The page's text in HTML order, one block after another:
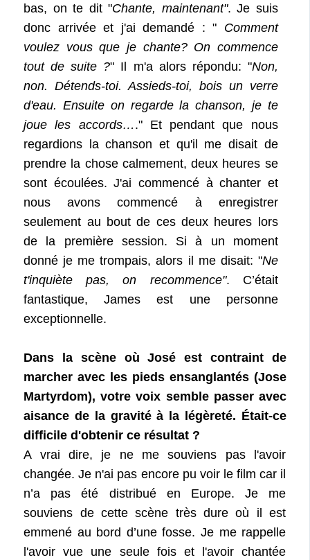
bas, on te dit "Chante, maintenant". Je suis
donc arrivée et j'ai demandé : " Comment
voulez vous que je chante? On commence
tout de suite ?" Il m'a alors répondu: "Non,
non. Détends-toi. Assieds-toi, bois un verre
d'eau. Ensuite on regarde la chanson, je te
joue les accords… ." Et pendant que nous
regardions la chanson et qu'il me disait de
prendre la chose calmement, deux heures se
sont écoulées. J'ai commencé à chanter et
nous avons commencé à enregistrer
seulement au bout de ces deux heures lors
de la première session. Si à un moment
donné je me trompais, alors il me disait: "Ne
t'inquiète pas, on recommence". C’était
fantastique, James est une personne
exceptionnelle.
Dans la scène où José est contraint de
marcher avec les pieds ensanglantés (Jose
Martyrdom), votre voix semble passer avec
aisance de la gravité à la légèreté. Était-ce
difficile d'obtenir ce résultat ?
A vrai dire, je ne me souviens pas l'avoir
changée. Je n'ai pas encore pu voir le film car il
n’a pas été distribué en Europe. Je me
souviens de cette scène très dure où il est
emmené au bord d’une fosse. Je me rappelle
l'avoir vue une seule fois et l'avoir chantée